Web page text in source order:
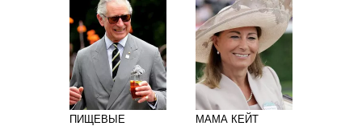
ПИЩЕВЫЕ
МАМА КЕЙТ